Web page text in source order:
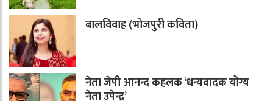
बालविवाह (भोजपुरी कविता)
नेता जेपी आनन्द कहलक ‘धन्यवादक योग्य
नेता उपेन्द्र’